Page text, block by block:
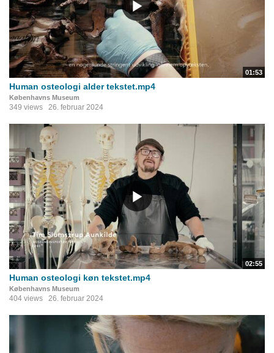
01:53
Human osteologi alder tekstet.mp4
Københavns Museum
349 views 26. februar 2024
02:55
Human osteologi køn tekstet.mp4
Københavns Museum
404 views 26. februar 2024